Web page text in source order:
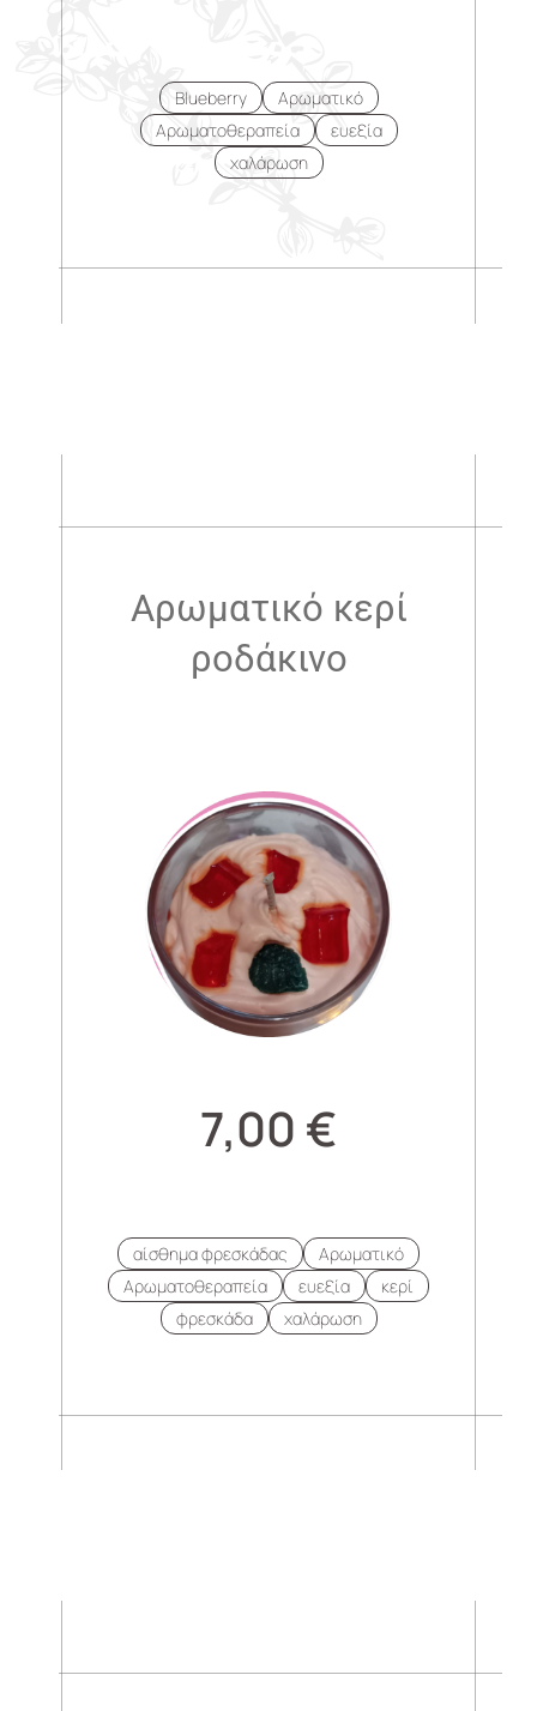
Blueberry
Αρωματικό
Αρωματοθεραπεία
ευεξία
χαλάρωση
.
Αρωματικό κερί
ροδάκινο
7,00 €
αίσθημα φρεσκάδας
Αρωματικό
Αρωματοθεραπεία
ευεξία
κερί
φρεσκάδα
χαλάρωση
.